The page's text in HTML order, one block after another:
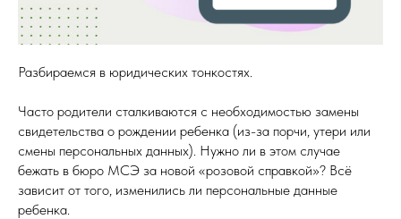
Разбираемся в юридических тонкостях.
Часто родители сталкиваются с необходимостью замены
свидетельства о рождении ребенка (из-за порчи, утери или
смены персональных данных). Нужно ли в этом случае
бежать в бюро МСЭ за новой «розовой справкой»? Всё
зависит от того, изменились ли персональные данные
ребенка.